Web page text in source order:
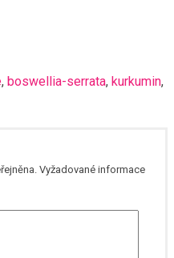
, boswellia-serrata, kurkumin,
Vyžadované informace